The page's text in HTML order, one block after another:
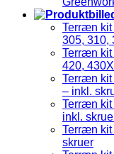
Terræn kit
305, 310,
Terræn kit
420,
Terræn kit
– inkl.
Terræn kit
inkl.
Terræn kit
skruer